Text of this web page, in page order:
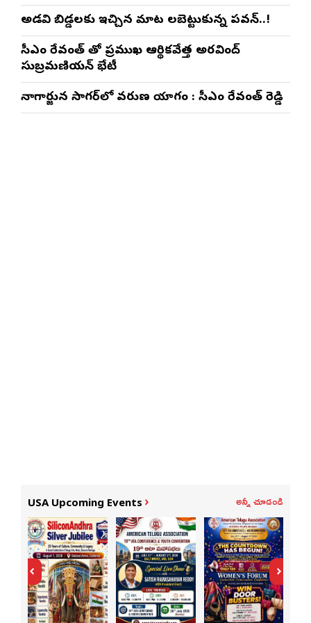
అడవి బిడ్డలకు ఇచ్చిన మాట నిలబెట్టుకున్న పవన్..!
సీఎం రేవంత్ తో ప్రముఖ ఆర్థికవేత్త అరవింద్‌
సుబ్రమణియన్ భేటీ
నాగార్జున సాగ‌ర్‌లో వరుణ యాగం : సీఎం రేవంత్ రెడ్డి
USA Upcoming Events అన్నీ చూడండి